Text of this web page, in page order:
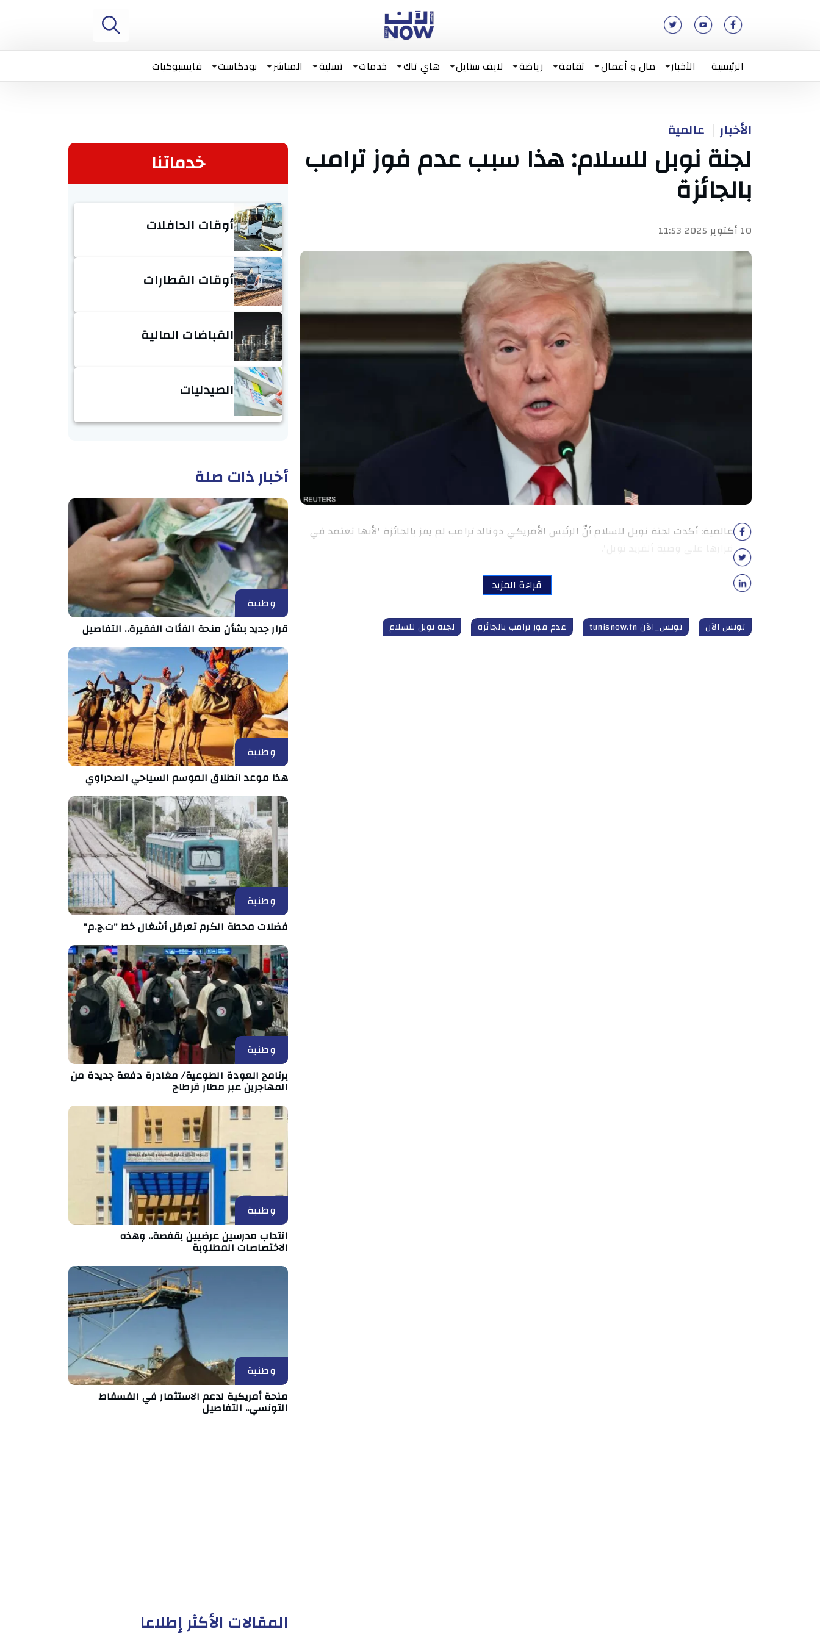
الرئيسية الأخبار مال و أعمال ثقافة رياضة لايف ستايل هاي تاك خدمات تسلية المباشر بودكاست فايسبوكيات
الأخبار عالمية
لجنة نوبل للسلام: هذا سبب عدم فوز ترامب
بالجائزة
10 أكتوبر 2025 11:53
عالمية: أكدت لجنة نوبل للسلام أنّ الرئيس الأمريكي دونالد ترامب لم يفز بالجائزة 'لأنها تعتمد في
قراءة المزيد
تونس الآن تونس_الآن tunisnow.tn عدم فوز ترامب بالجائزة لجنة نوبل للسلام
خدماتنا
أوقات الحافلات
أوقات القطارات
القباضات المالية
الصيدليات
أخبار ذات صلة
وطنية
قرار جديد بشأن منحة الفئات الفقيرة.. التفاصيل
وطنية
هذا موعد انطلاق الموسم السياحي الصحراوي
وطنية
فضلات محطة الكرم تعرقل أشغال خط "ت.ج.م"
وطنية
برنامج العودة الطوعية/ مغادرة دفعة جديدة من
المهاجرين عبر مطار قرطاج
وطنية
انتداب مدرسين عرضيين بقفصة.. وهذه
الاختصاصات المطلوبة
وطنية
منحة أمريكية لدعم الاستثمار في الفسفاط
التونسي.. التفاصيل
المقالات الأكثر إطلاعا